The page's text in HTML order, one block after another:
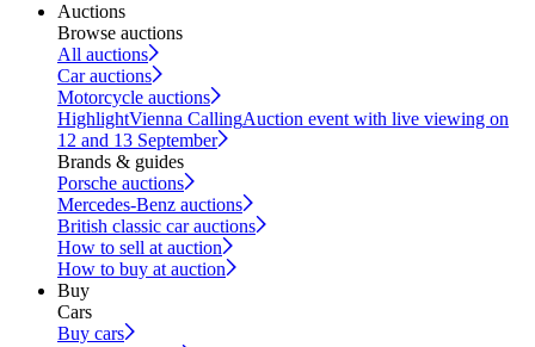
Auctions
Browse auctions
All auctions
Car auctions
Motorcycle auctions
HighlightVienna CallingAuction event with live viewing on
12 and 13 September
Brands & guides
Porsche auctions
Mercedes-Benz auctions
British classic car auctions
How to sell at auction
How to buy at auction
Buy
Cars
Buy cars